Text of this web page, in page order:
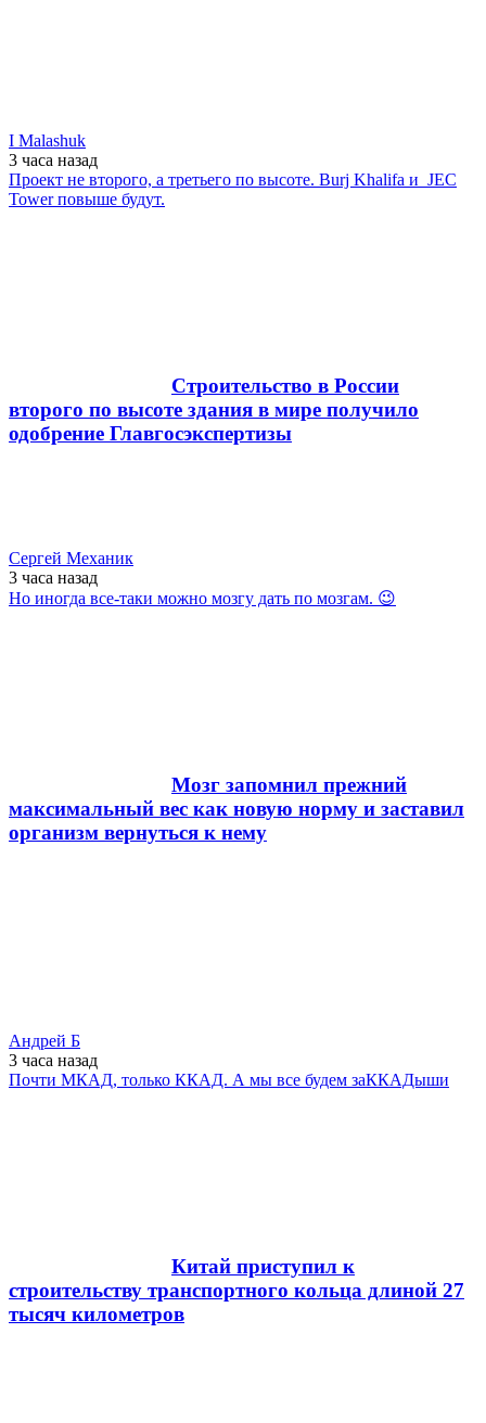
I Malashuk
3 часа назад
Проект не второго, а третьего по высоте. Burj Khalifa и JEC
Tower повыше будут.
Строительство в России
второго по высоте здания в мире получило
одобрение Главгосэкспертизы
Сергей Механик
3 часа назад
Но иногда все-таки можно мозгу дать по мозгам. 😉
Мозг запомнил прежний
максимальный вес как новую норму и заставил
организм вернуться к нему
Андрей Б
3 часа назад
Почти МКАД, только ККАД. А мы все будем заККАДыши
Китай приступил к
строительству транспортного кольца длиной 27
тысяч километров